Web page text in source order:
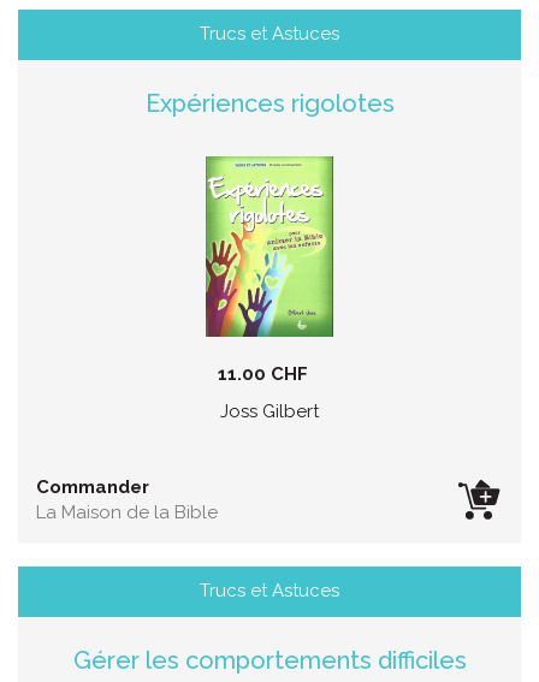
Trucs et Astuces
Expériences rigolotes
11.00 CHF
Joss Gilbert
Commander
La Maison de la Bible
Trucs et Astuces
Gérer les comportements difficiles